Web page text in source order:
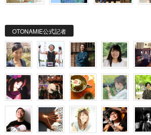
OTONAMIE公式記者